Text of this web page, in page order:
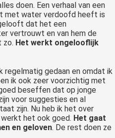
doen. Een verhaal van een
met water verdoofd heeft is
dat het een
vertrouwt en van hem de
zo. Het werkt ongelooflijk
regelmatig gedaan en omdat ik
ik ook zeer voorzichtig met
beseffen dat op jonge
voor suggesties en al
zijn. Nu heb ik het over
werkt het ook goed. Het gaat
en geloven. De rest doen ze